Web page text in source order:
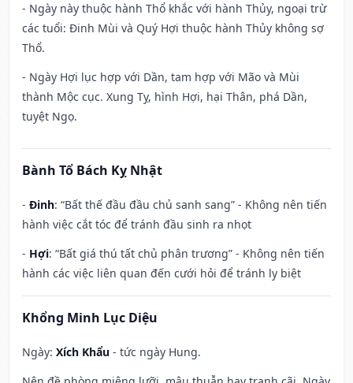
- Ngày này thuộc hành Thổ khắc với hành Thủy, ngoại trừ
các tuổi: Đinh Mùi và Quý Hợi thuộc hành Thủy không sợ
Thổ.
- Ngày Hợi lục hợp với Dần, tam hợp với Mão và Mùi
thành Mộc cục. Xung Tỵ, hình Hợi, hại Thân, phá Dần,
tuyệt Ngọ.
Bành Tổ Bách Kỵ Nhật
- Đinh: “Bất thế đầu đầu chủ sanh sang” - Không nên tiến
hành việc cắt tóc để tránh đầu sinh ra nhọt
- Hợi: “Bất giá thú tất chủ phân trương” - Không nên tiến
hành các việc liên quan đến cưới hỏi để tránh ly biệt
Khổng Minh Lục Diệu
Ngày: Xích Khẩu - tức ngày Hung.